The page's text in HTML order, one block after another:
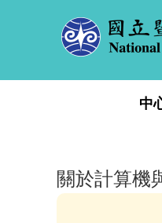
中
關於計算機